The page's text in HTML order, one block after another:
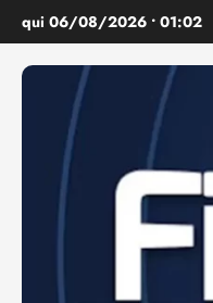
para
qui 06/08/2026 • 01:02